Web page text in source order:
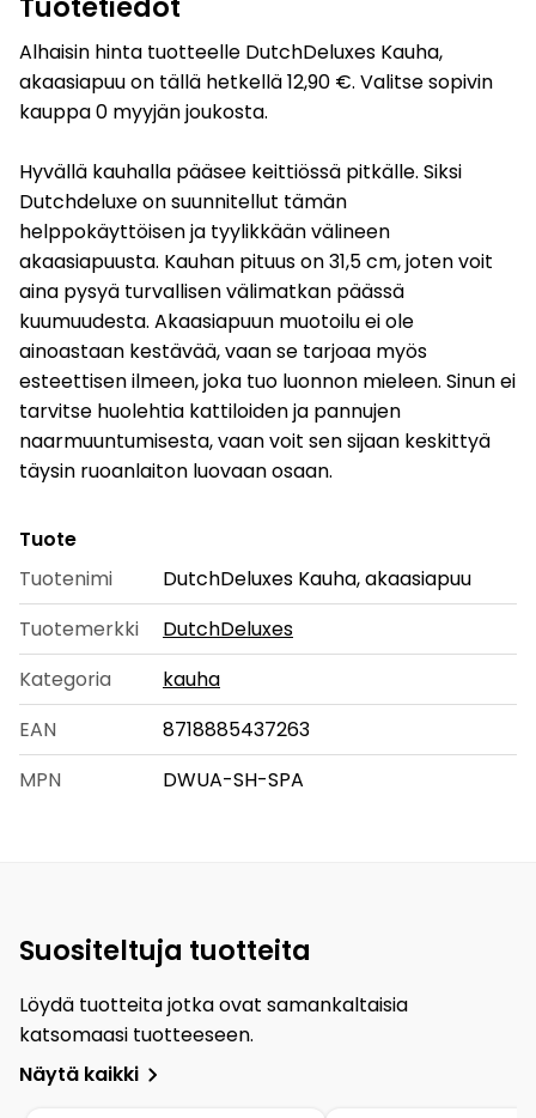
Alhaisin hinta tuotteelle DutchDeluxes Kauha,
akaasiapuu on tällä hetkellä 12,90 €. Valitse sopivin
kauppa 0 myyjän joukosta.
Hyvällä kauhalla pääsee keittiössä pitkälle. Siksi
Dutchdeluxe on suunnitellut tämän
helppokäyttöisen ja tyylikkään välineen
akaasiapuusta. Kauhan pituus on 31,5 cm, joten voit
aina pysyä turvallisen välimatkan päässä
kuumuudesta. Akaasiapuun muotoilu ei ole
ainoastaan kestävää, vaan se tarjoaa myös
esteettisen ilmeen, joka tuo luonnon mieleen. Sinun ei
tarvitse huolehtia kattiloiden ja pannujen
naarmuuntumisesta, vaan voit sen sijaan keskittyä
täysin ruoanlaiton luovaan osaan.
Tuote
Tuotenimi
DutchDeluxes Kauha, akaasiapuu
Tuotemerkki
DutchDeluxes
Kategoria
kauha
EAN
8718885437263
MPN
DWUA-SH-SPA
Suositeltuja tuotteita
Löydä tuotteita jotka ovat samankaltaisia
katsomaasi tuotteeseen.
Näytä kaikki